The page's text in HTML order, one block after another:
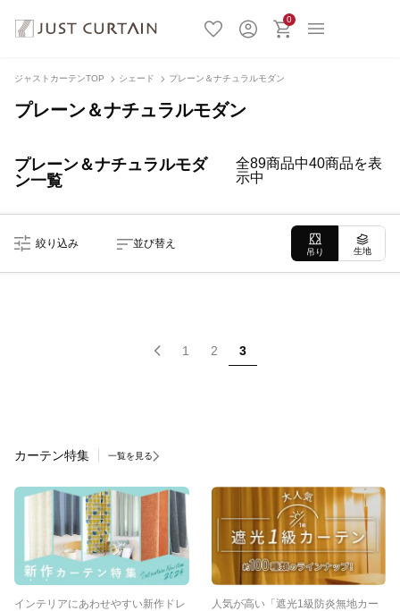
0
ジャストカーテンTOP シェード プレーン＆ナチュラルモダン
プレーン＆ナチュラルモダン
プレーン＆ナチュラルモダ
ン一覧
全89商品中40商品を表
示中
絞り込み 並び替え
吊り 生地
1 2 3
カーテン特集 一覧を見る
インテリアにあわせやすい新作ドレ
人気が高い「遮光1級防炎無地カー